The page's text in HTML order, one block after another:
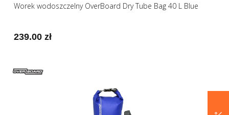
Worek wodoszczelny OverBoard Dry Tube Bag 40 L Blue
239.00 zł